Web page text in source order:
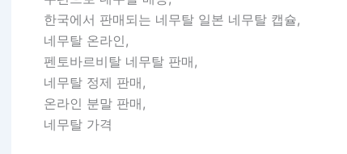
한국에서 판매되는 네무탈 일본 네무탈 캡슐,
네무탈 온라인,
펜토바르비탈 네무탈 판매,
네무탈 정제 판매,
온라인 분말 판매,
네무탈 가격